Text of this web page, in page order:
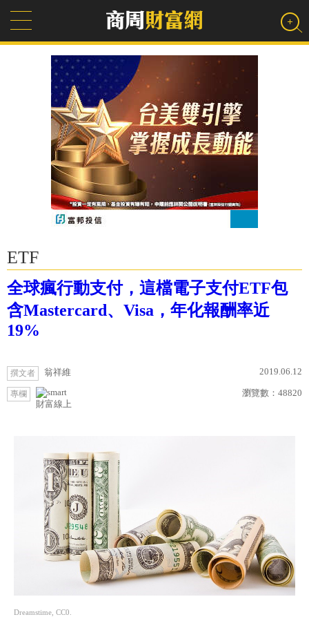
ETF
全球瘋行動支付，這檔電子支付ETF包
含Mastercard、Visa，年化報酬率近
19%
撰文者 翁祥維 2019.06.12
專欄
財富線上
瀏覽數： 48820
Dreamstime, CC0.